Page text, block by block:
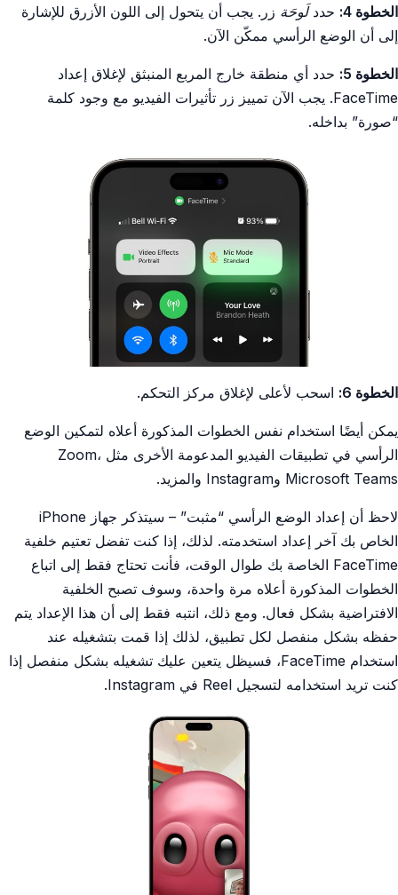
الخطوة 4: حددلَوحَة زر. يجب أن يتحول إلى اللون الأزرق للإشارة
إلى أن الوضع الرأسي ممكّن الآن.
الخطوة 5:
حدد أي منطقة خارج المربع المنبثق لإغلاق إعداد
FaceTime. يجب الآن تمييز زر تأثيرات الفيديو مع وجود كلمة
“صورة” بداخله.
الخطوة 6: اسحب لأعلى لإغلاق مركز التحكم.
يمكن أيضًا استخدام نفس الخطوات المذكورة أعلاه لتمكين الوضع
الرأسي في تطبيقات الفيديو المدعومة الأخرى مثل Zoom،
Microsoft Teams وInstagram والمزيد.
لاحظ أن إعداد الوضع الرأسي “مثبت” – سيتذكر جهاز iPhone
الخاص بك آخر إعداد استخدمته. لذلك، إذا كنت تفضل تعتيم خلفية
FaceTime الخاصة بك طوال الوقت، فأنت تحتاج فقط إلى اتباع
الخطوات المذكورة أعلاه مرة واحدة، وسوف تصبح الخلفية
الافتراضية بشكل فعال. ومع ذلك، انتبه فقط إلى أن هذا الإعداد يتم
حفظه بشكل منفصل لكل تطبيق، لذلك إذا قمت بتشغيله عند
استخدام FaceTime، فسيظل يتعين عليك تشغيله بشكل منفصل إذا
كنت تريد استخدامه لتسجيل Reel في Instagram.